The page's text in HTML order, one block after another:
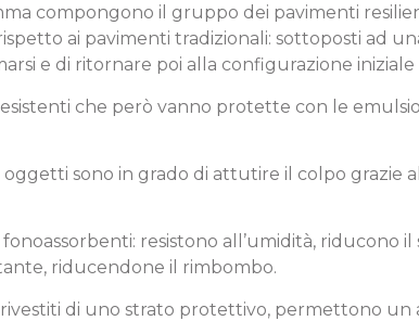
compongono il gruppo dei pavimenti
ai pavimenti tradizionali: sottoposti ad
e di ritornare poi alla configurazione
che però vanno protette con le
oggetti sono in grado di attutire il colpo
resistono all’umidità,
riducendone il rimbombo.
di uno strato protettivo, permettono un